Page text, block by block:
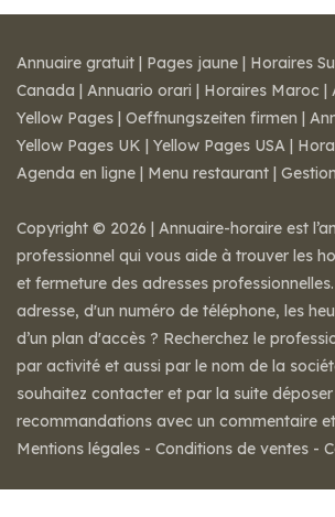
Annuaire gratuit | Pages jaune | Horaires
Canada | Annuario orari | Horaires Maroc |
Yellow Pages | Oeffnungszeiten firmen |
Yellow Pages UK | Yellow Pages USA |
Agenda en ligne | Menu restaurant |
Copyright © 2026 | Annuaire-horaire est
professionnel qui vous aide à trouver les
et fermeture des adresses
adresse, d'un numéro de téléphone, les
d’un plan d'accès ? Recherchez le
par activité et aussi par le nom de la
souhaitez contacter et par la suite
recommandations avec un commentaire
Mentions légales - Conditions de ventes -